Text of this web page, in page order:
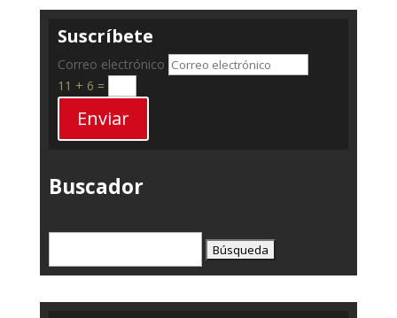
Suscríbete
Correo electrónico
11 + 6 =
Enviar
Buscador